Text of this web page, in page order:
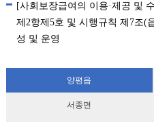
[사회보장급여의 이용·제공 및
제2항제5호 및 시행규칙 제7조(
성 및 운영
양평읍
서종면